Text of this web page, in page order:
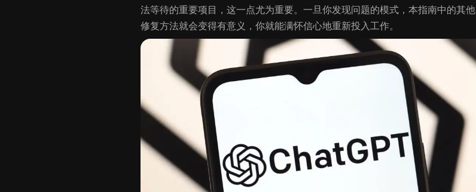
法等待的重要项目，这一点尤为重要。一旦你发现问题的模式，本指南中的其他
修复方法就会变得有意义，你就能满怀信心地重新投入工作。